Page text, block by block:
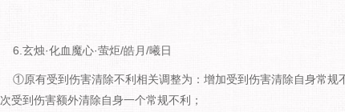
6.玄烛·化血魔心·萤炬/皓月/曦日
①原有受到伤害清除不利相关调整为：增加受到伤害清除自身常规
次受到伤害额外清除自身一个常规不利；